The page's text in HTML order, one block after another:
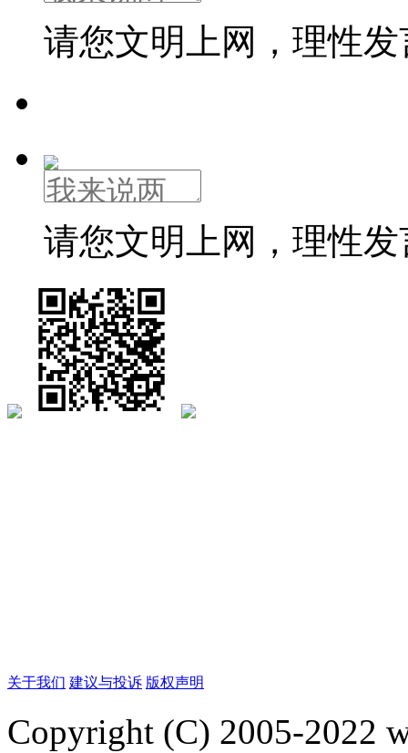
请您文明上网，理性
请您文明上网，理性
关于我们 建议与投诉 版权声明
Copyright (C) 2005-2022